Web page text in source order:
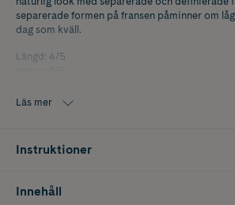
separerade formen på fransen påminner om
dag som kväll.
Längd: 4/5
Läs mer
Instruktioner
Innehåll